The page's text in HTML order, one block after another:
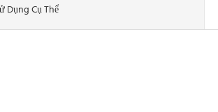
Dụng Cụ Thể